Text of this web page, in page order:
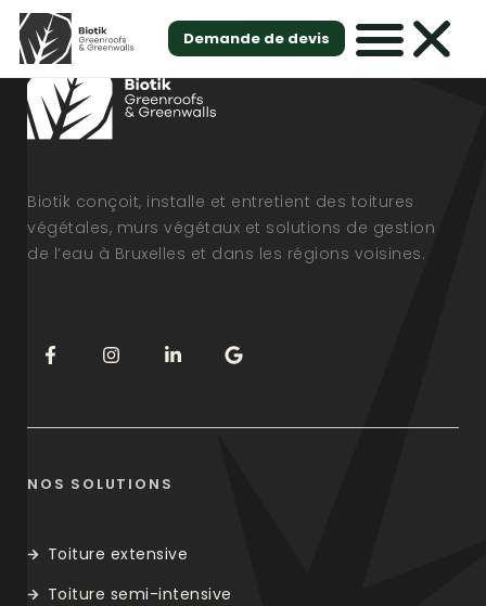
Demande de devis
Biotik conçoit, installe et entretient des toitures
végétales, murs végétaux et solutions de gestion
de l’eau à Bruxelles et dans les régions voisines.
NOS SOLUTIONS
Toiture extensive
Toiture semi-intensive